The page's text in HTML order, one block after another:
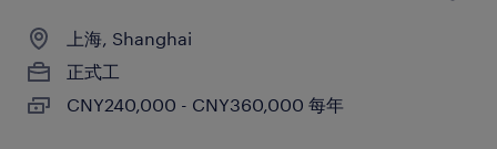
上海, Shanghai
正式工
CNY240,000 - CNY360,000 每年